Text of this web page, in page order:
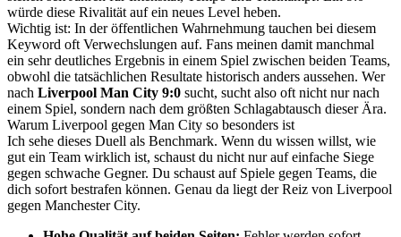
würde diese Rivalität auf ein neues Level heben.
Wichtig ist: In der öffentlichen Wahrnehmung tauchen bei diesem
Keyword oft Verwechslungen auf. Fans meinen damit manchmal
ein sehr deutliches Ergebnis in einem Spiel zwischen beiden Teams,
obwohl die tatsächlichen Resultate historisch anders aussehen. Wer
nach Liverpool Man City 9:0 sucht, sucht also oft nicht nur nach
einem Spiel, sondern nach dem größten Schlagabtausch dieser Ära.
Warum Liverpool gegen Man City so besonders ist
Ich sehe dieses Duell als Benchmark. Wenn du wissen willst, wie
gut ein Team wirklich ist, schaust du nicht nur auf einfache Siege
gegen schwache Gegner. Du schaust auf Spiele gegen Teams, die
dich sofort bestrafen können. Genau da liegt der Reiz von Liverpool
gegen Manchester City.